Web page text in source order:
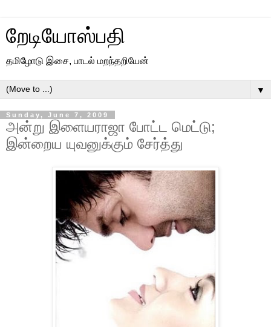
றேடியோஸ்பதி
தமிழோடு இசை, பாடல் மறந்தறியேன்
▼
Sunday, June 7, 2009
அன்று இளையராஜா போட்ட மெட்டு;
இன்றைய யுவனுக்கும் சேர்த்து